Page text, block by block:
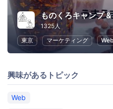
ものくろキャンプ
1325人
東京
マーケティング Web
興味があるトピック
Web